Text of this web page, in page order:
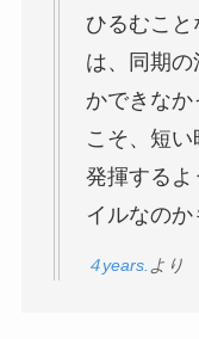
ひるむこ
は、同期
かできな
こそ、短
発揮するよ
イルなのか
４years. より